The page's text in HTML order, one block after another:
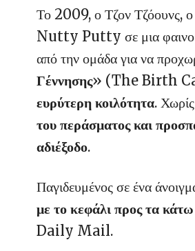
Το 2009, ο Τζον Τζόουνς, ο
Nutty Putty σε μια
από την ομάδα για να
Γέννησης» (The Birth
ευρύτερη κοιλότητα.
του περάσματος και
αδιέξοδο.
Παγιδευμένος σε ένα
με το κεφάλι προς τα
Daily Mail.